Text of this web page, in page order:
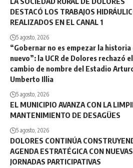
DESTACÓ LOS TRABAJOS
REALIZADOS EN EL CANAL 1
5 agosto, 2026
“Gobernar no es empezar la historia
nuevo”: la UCR de Dolores rechazó el
cambio de nombre del Estadio
Umberto Illia
5 agosto, 2026
EL MUNICIPIO AVANZA CON LA
MANTENIMIENTO DE DESAGÜES
5 agosto, 2026
DOLORES CONTINÚA
AGENDA ESTRATÉGICA CON NUEVAS
JORNADAS PARTICIPATIVAS